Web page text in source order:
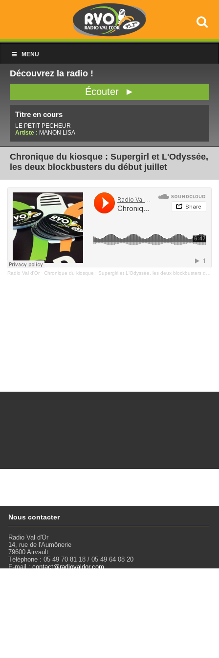
MENU
Découvrez la radio !
Écouter ►
Titre en cours
LE PETIT PECHEUR
Artiste : MANON LISA
Chronique du kiosque : Supergirl et L'Odyssée,
les deux blockbusters du début juillet
Radio Val d'Or · Chronique du kiosque : Supergirl et L'Odyssée, les deux blockbusters du début juillet
Nous contacter
Radio Val d'Or
14, rue de l'Aumônerie
79600 Airvault
Téléphone : 05 49 70 81 18 / 05 49 64 08 20
E-mail :contact@radiovaldor.com